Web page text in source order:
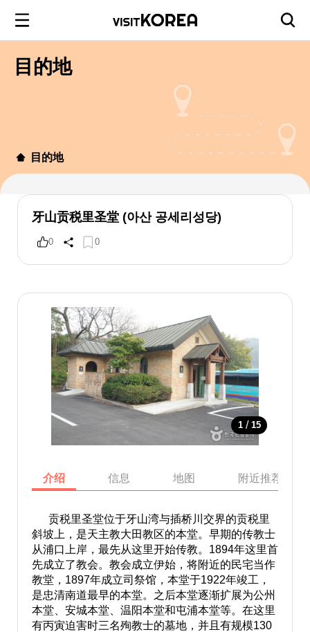
目的地
目的地
牙山贡税里圣堂 (아산 공세리성당)
0 0
1 / 15
介绍 信息 地图 附近推荐景点
贡税里圣堂位于牙山湾与插桥川交界的贡税里
斜坡上，是天主教大田教区的本堂。早期的传教士
从浦口上岸，最先从这里开始传教。1894年这里首
先成立了教会。教会成立伊始，将附近的民宅当作
教堂，1897年成立司祭馆，本堂于1922年竣工，
是忠清南道最早的本堂。之后本堂逐渐扩展为公州
本堂、安城本堂、温阳本堂和屯浦本堂等。在这里
有丙寅迫害时三名殉教士的墓地，并且有规模130